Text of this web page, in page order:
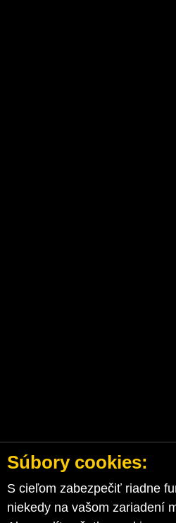
Súbory cookies:
S cieľom zabezpečiť riadne
niekedy na vašom zariadení